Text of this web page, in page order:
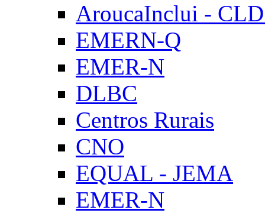
AroucaInclui -
EMERN-Q
EMER-N
DLBC
Centros Rurais
CNO
EQUAL - JEMA
EMER-N